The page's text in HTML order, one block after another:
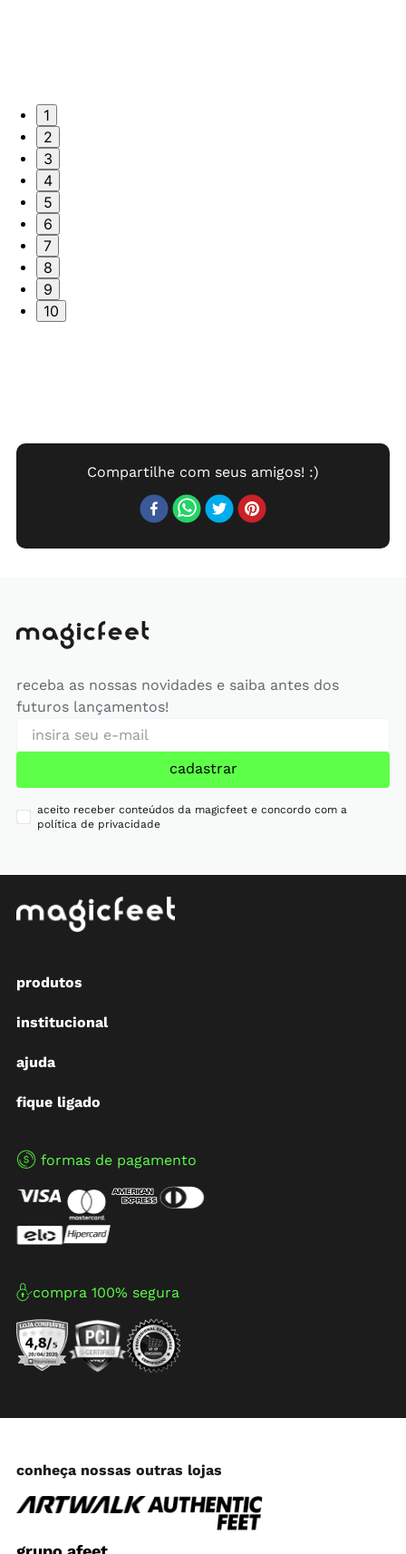
1
2
3
4
5
6
7
8
9
10
receba as nossas novidades e saiba antes dos
futuros lançamentos!
cadastrar
aceito receber conteúdos da magicfeet e concordo com a
política de privacidade
produtos
institucional
ajuda
fique ligado
formas de pagamento
compra 100% segura
conheça nossas outras lojas